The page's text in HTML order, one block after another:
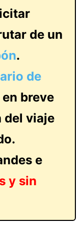
de un
.
de
breve
del viaje
e
y sin